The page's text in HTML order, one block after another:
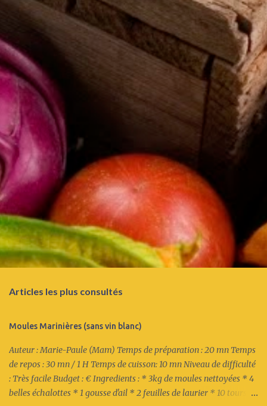
t
a
i
s
Articles les plus consultés
Moules Marinières (sans vin blanc)
Auteur : Marie-Paule (Mam) Temps de préparation : 20 mn Temps
de repos : 30 mn / 1 H Temps de cuisson: 10 mn Niveau de difficulté
: Très facile Budget : € Ingredients : * 3kg de moules nettoyées * 4
belles échalottes * 1 gousse d'ail * 2 feuilles de laurier * 10 tours du